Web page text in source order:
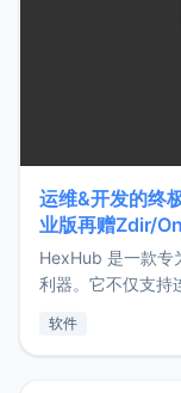
运维&开发的终
业版再赠Zdir/
HexHub 是一款专
利器。它不仅支持
件间频繁切换，
软件